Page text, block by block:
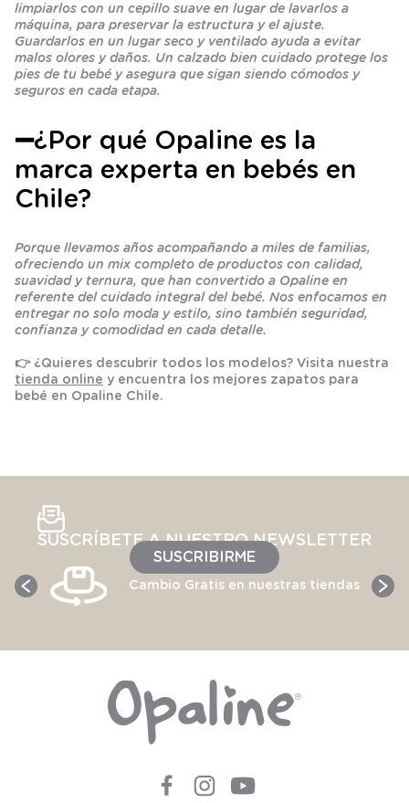
limpiarlos con un cepillo suave en lugar de lavarlos a
máquina, para preservar la estructura y el ajuste.
Guardarlos en un lugar seco y ventilado ayuda a evitar
malos olores y daños. Un calzado bien cuidado protege los
pies de tu bebé y asegura que sigan siendo cómodos y
seguros en cada etapa.
➖¿Por qué Opaline es la
marca experta en bebés en
Chile?
Porque llevamos años acompañando a miles de familias,
ofreciendo un mix completo de productos con calidad,
suavidad y ternura, que han convertido a Opaline en
referente del cuidado integral del bebé. Nos enfocamos en
entregar no solo moda y estilo, sino también seguridad,
confianza y comodidad en cada detalle.
👉 ¿Quieres descubrir todos los modelos? Visita nuestra
tienda online y encuentra los mejores zapatos para
bebé en Opaline Chile.
SUSCRÍBETE A NUESTRO NEWSLETTER
SUSCRIBIRME
Cambio Gratis en nuestras tiendas